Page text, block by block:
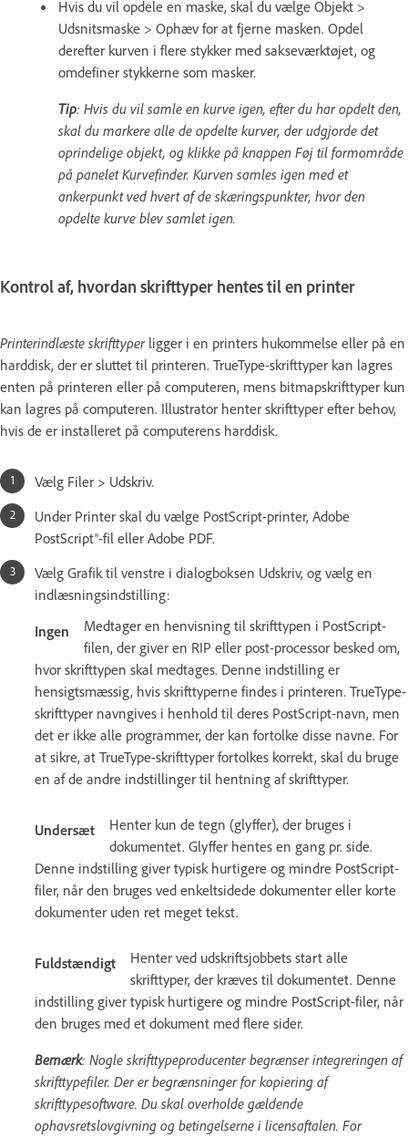
Hvis du vil opdele en maske, skal du vælge Objekt >
Udsnitsmaske > Ophæv for at fjerne masken. Opdel
derefter kurven i flere stykker med sakseværktøjet, og
omdefiner stykkerne som masker.
Tip: Hvis du vil samle en kurve igen, efter du har opdelt den,
skal du markere alle de opdelte kurver, der udgjorde det
oprindelige objekt, og klikke på knappen Føj til formområde
på panelet Kurvefinder. Kurven samles igen med et
ankerpunkt ved hvert af de skæringspunkter, hvor den
opdelte kurve blev samlet igen.
Kontrol af, hvordan skrifttyper hentes til en printer
Printerindlæste skrifttyper ligger i en printers hukommelse eller på en
harddisk, der er sluttet til printeren. TrueType-skrifttyper kan lagres
enten på printeren eller på computeren, mens bitmapskrifttyper kun
kan lagres på computeren. Illustrator henter skrifttyper efter behov,
hvis de er installeret på computerens harddisk.
Vælg Filer > Udskriv.
Under Printer skal du vælge PostScript-printer, Adobe
PostScript®-fil eller Adobe PDF.
Vælg Grafik til venstre i dialogboksen Udskriv, og vælg en
indlæsningsindstilling:
Ingen
Medtager en henvisning til skrifttypen i PostScript-
filen, der giver en RIP eller post-processor besked om,
hvor skrifttypen skal medtages. Denne indstilling er
hensigtsmæssig, hvis skrifttyperne findes i printeren. TrueType-
skrifttyper navngives i henhold til deres PostScript-navn, men
det er ikke alle programmer, der kan fortolke disse navne. For
at sikre, at TrueType-skrifttyper fortolkes korrekt, skal du bruge
en af de andre indstillinger til hentning af skrifttyper.
Undersæt
Henter kun de tegn (glyffer), der bruges i
dokumentet. Glyffer hentes en gang pr. side.
Denne indstilling giver typisk hurtigere og mindre PostScript-
filer, når den bruges ved enkeltsidede dokumenter eller korte
dokumenter uden ret meget tekst.
Fuldstændigt
Henter ved udskriftsjobbets start alle
skrifttyper, der kræves til dokumentet. Denne
indstilling giver typisk hurtigere og mindre PostScript-filer, når
den bruges med et dokument med flere sider.
Bemærk: Nogle skrifttypeproducenter begrænser integreringen af
skrifttypefiler. Der er begrænsninger for kopiering af
skrifttypesoftware. Du skal overholde gældende
ophavsretslovgivning og betingelserne i licensaftalen. For